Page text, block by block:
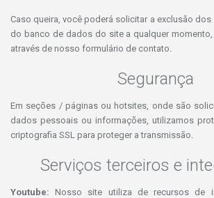
Caso queira, você poderá solicitar a exclusão
do banco de dados do site a qualquer
através de nosso formulário de contato.
Segurança
Em seções / páginas ou hotsites, onde são
dados pessoais ou informações, utilizamos
criptografia SSL para proteger a transmissão.
Serviços terceiros e
Youtube: Nosso site utiliza de recursos de